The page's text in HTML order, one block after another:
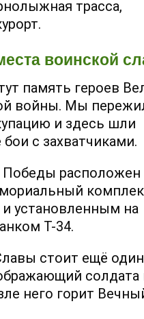
трасса,
воинской
память героев
войны. Мы
и здесь шли
с захватчиками.
Победы расположен
установленным на
Т-34.
стоит ещё один
солдата
него горит